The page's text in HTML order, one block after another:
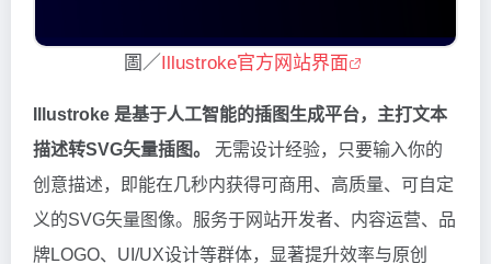
圖／Illustroke官方网站界面
Illustroke 是基于人工智能的插图生成平台，主打文本
描述转SVG矢量插图。
无需设计经验，只要输入你的
创意描述，即能在几秒内获得可商用、高质量、可自定
义的SVG矢量图像。服务于网站开发者、内容运营、品
牌LOGO、UI/UX设计等群体，显著提升效率与原创